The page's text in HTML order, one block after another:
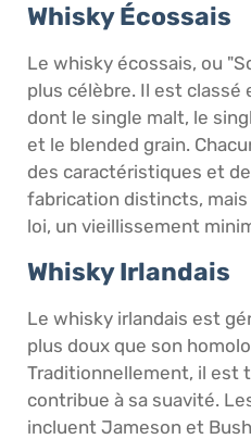
Whisky Écossais
Le whisky écossais, ou
plus célèbre. Il est classé
dont le single malt, le
et le blended grain.
des caractéristiques et
fabrication distincts,
loi, un vieillissement
Whisky Irlandais
Le whisky irlandais est
plus doux que son
Traditionnellement, il est
contribue à sa suavité.
incluent Jameson et